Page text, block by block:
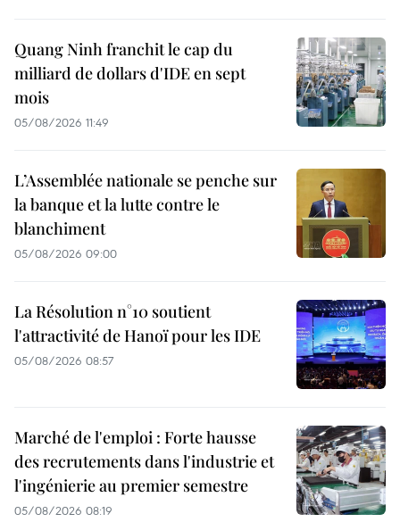
Quang Ninh franchit le cap du
milliard de dollars d'IDE en sept
mois
05/08/2026 11:49
L’Assemblée nationale se penche sur
la banque et la lutte contre le
blanchiment
05/08/2026 09:00
La Résolution n°10 soutient
l'attractivité de Hanoï pour les IDE
05/08/2026 08:57
Marché de l'emploi : Forte hausse
des recrutements dans l'industrie et
l'ingénierie au premier semestre
05/08/2026 08:19